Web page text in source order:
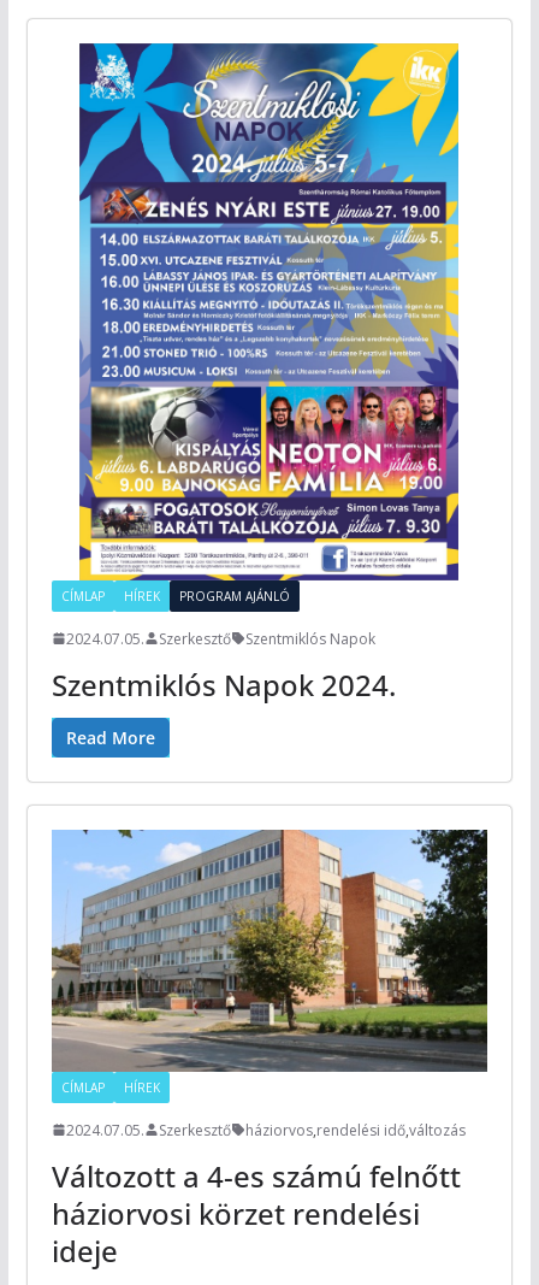
CÍMLAP HÍREK PROGRAM AJÁNLÓ
2024.07.05. Szerkesztő Szentmiklós Napok
Szentmiklós Napok 2024.
Read More
CÍMLAP HÍREK
2024.07.05. Szerkesztő háziorvos,rendelési idő,változás
Változott a 4-es számú felnőtt
háziorvosi körzet rendelési
ideje